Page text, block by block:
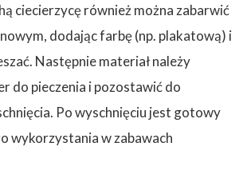
ciecierzycę również można zabarwić
dodając farbę (np. plakatową) i
Następnie materiał należy
do pieczenia i pozostawić do
Po wyschnięciu jest gotowy
wykorzystania w zabawach